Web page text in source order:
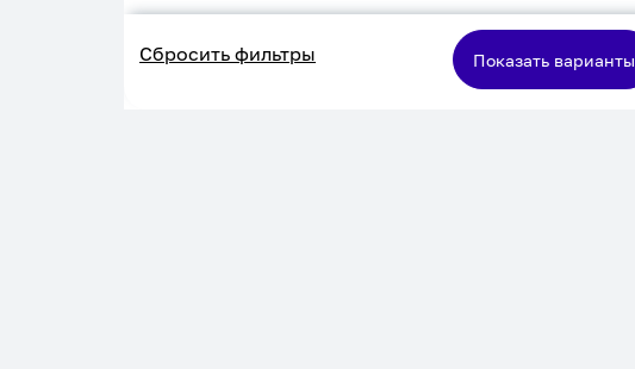
кормления
Двухъярусная
кровать
Сбросить фильтры Показать варианты